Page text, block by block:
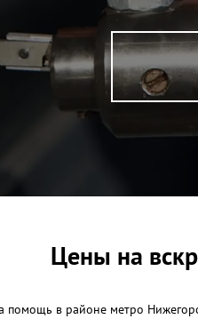
Цены на
помощь в районе метро